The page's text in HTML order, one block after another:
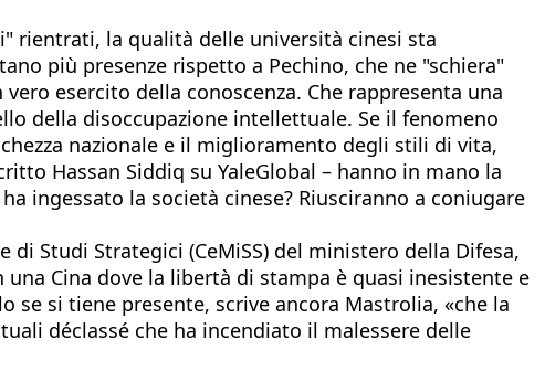
rientrati, la qualità delle università cinesi sta
più presenze rispetto a Pechino, che ne "schiera"
esercito della conoscenza. Che rappresenta una
della disoccupazione intellettuale. Se il fenomeno
nazionale e il miglioramento degli stili di vita,
Hassan Siddiq su YaleGlobal – hanno in mano la
ingessato la società cinese? Riusciranno a coniugare
Studi Strategici (CeMiSS) del ministero della Difesa,
Cina dove la libertà di stampa è quasi inesistente e
se si tiene presente, scrive ancora Mastrolia, «che la
déclassé che ha incendiato il malessere delle